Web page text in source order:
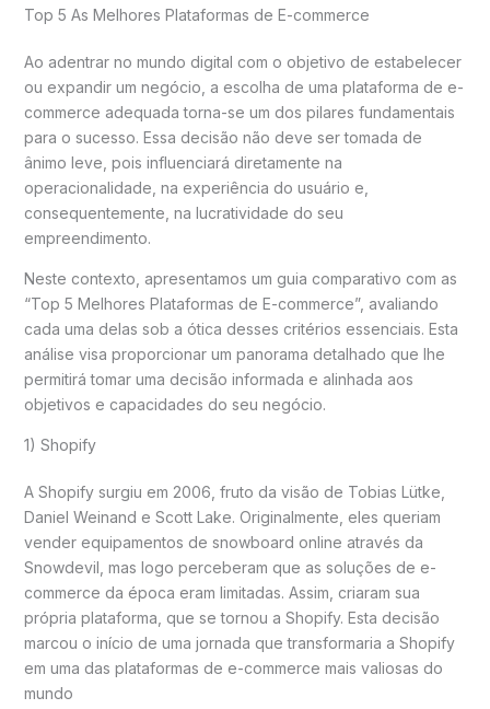
Top 5 As Melhores Plataformas de E-commerce
Ao adentrar no mundo digital com o objetivo de estabelecer
ou expandir um negócio, a escolha de uma plataforma de e-
commerce adequada torna-se um dos pilares fundamentais
para o sucesso. Essa decisão não deve ser tomada de
ânimo leve, pois influenciará diretamente na
operacionalidade, na experiência do usuário e,
consequentemente, na lucratividade do seu
empreendimento.
Neste contexto, apresentamos um guia comparativo com as
“Top 5 Melhores Plataformas de E-commerce”, avaliando
cada uma delas sob a ótica desses critérios essenciais. Esta
análise visa proporcionar um panorama detalhado que lhe
permitirá tomar uma decisão informada e alinhada aos
objetivos e capacidades do seu negócio.
1) Shopify
A Shopify surgiu em 2006, fruto da visão de Tobias Lütke,
Daniel Weinand e Scott Lake. Originalmente, eles queriam
vender equipamentos de snowboard online através da
Snowdevil, mas logo perceberam que as soluções de e-
commerce da época eram limitadas. Assim, criaram sua
própria plataforma, que se tornou a Shopify. Esta decisão
marcou o início de uma jornada que transformaria a Shopify
em uma das plataformas de e-commerce mais valiosas do
mundo